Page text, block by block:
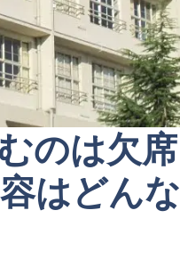
のは欠席
はどんな